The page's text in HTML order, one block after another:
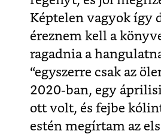
Képtelen vagyok így
éreznem kell a
ragadnia a
“egyszerre csak az
2020-ban, egy
ott volt, és fejbe
estén megírtam az